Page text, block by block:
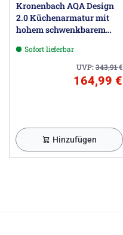
Kronenbach AQA Design
2.0 Küchenarmatur mit
hohem schwenkbarem
Handbrause mit 2
Sofort lieferbar
UVP:343,91€
164,99 €
Hinzufügen